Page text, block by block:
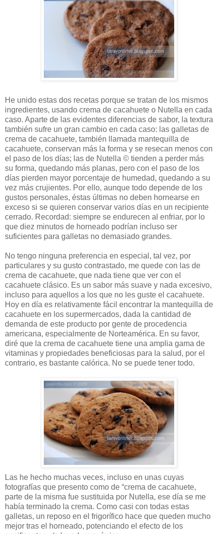
He unido estas dos recetas porque se tratan de los mismos
ingredientes, usando crema de cacahuete o Nutella en cada
caso. Aparte de las evidentes diferencias de sabor, la textura
también sufre un gran cambio en cada caso: las galletas de
crema de cacahuete, también llamada mantequilla de
cacahuete, conservan más la forma y se resecan menos con
el paso de los días; las de Nutella © tienden a perder más
su forma, quedando más planas, pero con el paso de los
días pierden mayor porcentaje de humedad, quedando a su
vez más crujientes. Por ello, aunque todo depende de los
gustos personales, éstas últimas no deben hornearse en
exceso si se quieren conservar varios días en un recipiente
cerrado. Recordad: siempre se endurecen al enfriar, por lo
que diez minutos de horneado podrían incluso ser
suficientes para galletas no demasiado grandes.
No tengo ninguna preferencia en especial, tal vez, por
particulares y su gusto contrastado, me quede con las de
crema de cacahuete, que nada tiene que ver con el
cacahuete clásico. Es un sabor más suave y nada excesivo,
incluso para aquellos a los que no les guste el cacahuete.
Hoy en día es relativamente fácil encontrar la mantequilla de
cacahuete en los supermercados, dada la cantidad de
demanda de este producto por gente de procedencia
americana, especialmente de Norteamérica. En su favor,
diré que la crema de cacahuete tiene una amplia gama de
vitaminas y propiedades beneficiosas para la salud, por el
contrario, es bastante calórica. No se puede tener todo.
Las he hecho muchas veces, incluso en unas cuyas
fotografías que presento como de “crema de cacahuete,
parte de la misma fue sustituida por Nutella, ese día se me
había terminado la crema. Como casi con todas estas
galletas, un reposo en el frigorífico hace que queden mucho
mejor tras el horneado, potenciando el efecto de los